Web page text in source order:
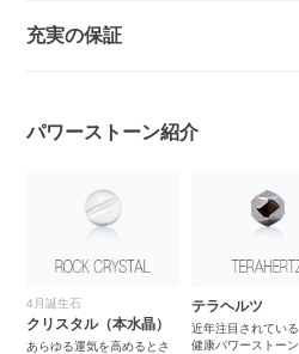
充実の保証
パワーストーン紹介
4月誕生石
クリスタル（本水晶）
あらゆる運気を高めるとさ
テラヘルツ
近年注目されている
健康パワーストーン